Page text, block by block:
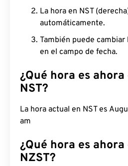
La hora en NST
automáticamente.
También puede
en el campo de fecha.
¿Qué hora es
NST?
La hora actual en NST es
am
¿Qué hora es
NZST?